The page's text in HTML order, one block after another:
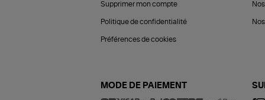
Supprimer mon compte
Politique de confidentialité
Préférences de cookies
MODE DE PAIEMENT